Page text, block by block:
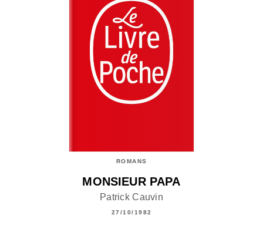
ROMANS
MONSIEUR PAPA
Patrick Cauvin
27/10/1982